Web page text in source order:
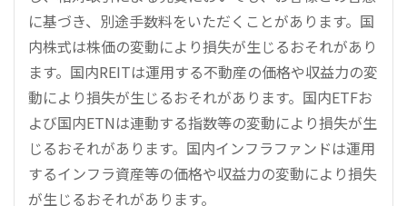
に基づき、別途手数料をいただくことがあります。国
内株式は株価の変動により損失が生じるおそれがあり
ます。国内REITは運用する不動産の価格や収益力の変
動により損失が生じるおそれがあります。国内ETFお
よび国内ETNは連動する指数等の変動により損失が生
じるおそれがあります。国内インフラファンドは運用
するインフラ資産等の価格や収益力の変動により損失
が生じるおそれがあります。